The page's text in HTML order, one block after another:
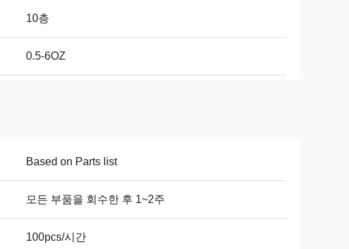
10층
0.5-6OZ
Based on Parts list
모든 부품을 회수한 후 1~2주
100pcs/시간